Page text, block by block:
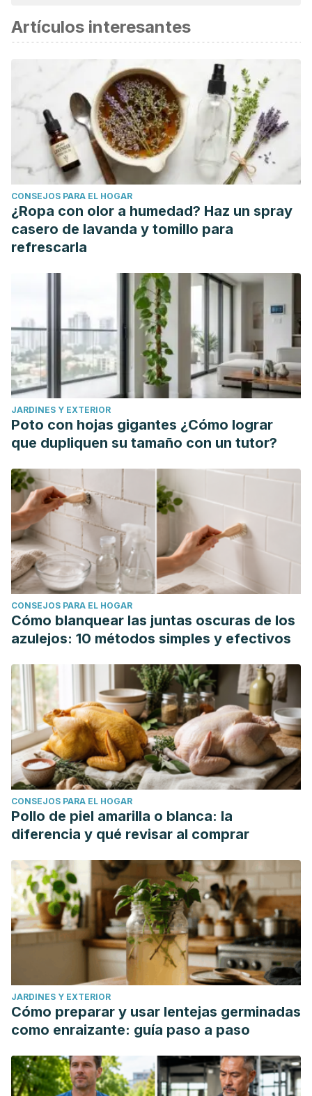
Artículos interesantes
CONSEJOS PARA EL HOGAR
¿Ropa con olor a humedad? Haz un spray
casero de lavanda y tomillo para
refrescarla
JARDINES Y EXTERIOR
Poto con hojas gigantes ¿Cómo lograr
que dupliquen su tamaño con un tutor?
CONSEJOS PARA EL HOGAR
Cómo blanquear las juntas oscuras de los
azulejos: 10 métodos simples y efectivos
CONSEJOS PARA EL HOGAR
Pollo de piel amarilla o blanca: la
diferencia y qué revisar al comprar
JARDINES Y EXTERIOR
Cómo preparar y usar lentejas germinadas
como enraizante: guía paso a paso